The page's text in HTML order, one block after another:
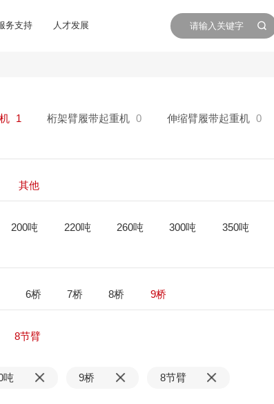
务支持 人才发展
1 桁架臂履带起重机 0 伸缩臂履带起重机 0
其他
200吨 220吨 260吨 300吨 350吨
6桥 7桥 8桥 9桥
8节臂
吨 9桥 8节臂